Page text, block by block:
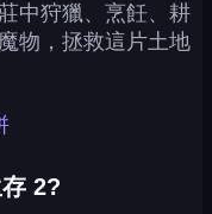
中狩獵、烹飪、耕
物，拯救這片土地
2?